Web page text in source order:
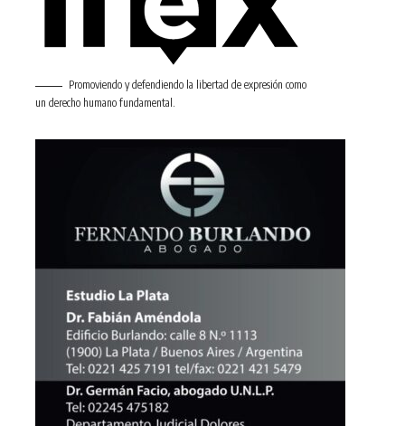
Promoviendo y defendiendo la libertad de expresión como
un derecho humano fundamental.